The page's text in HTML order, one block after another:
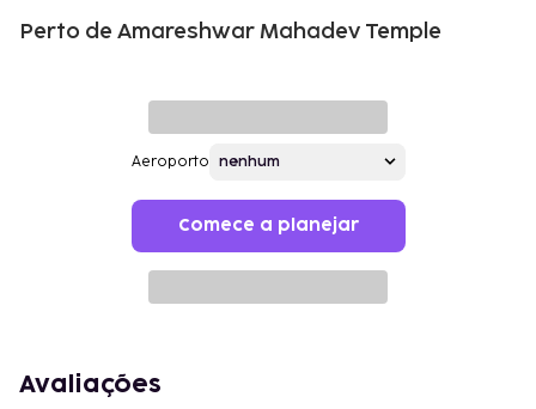
Perto de Amareshwar Mahadev Temple
Aeroporto
Comece a planejar
Avaliações